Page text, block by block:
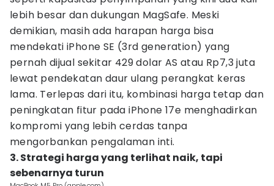
lebih besar dan dukungan MagSafe. Meski
demikian, masih ada harapan harga bisa
mendekati iPhone SE (3rd generation) yang
pernah dijual sekitar 429 dolar AS atau Rp7,3 juta
lewat pendekatan daur ulang perangkat keras
lama. Terlepas dari itu, kombinasi harga tetap dan
peningkatan fitur pada iPhone 17e menghadirkan
kompromi yang lebih cerdas tanpa
mengorbankan pengalaman inti.
3. Strategi harga yang terlihat naik, tapi
sebenarnya turun